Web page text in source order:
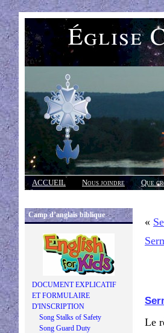
Église
ACCUEIL Nous joindre Que
Réponses
Camp d’anglais biblique
DOCUMENT EXPLICATIF
ET FORMULAIRE
D'INSCRIPTION
Song Stalks of Safety
Song Guard Duty
«
Le